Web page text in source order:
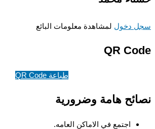
دخوللمشاهدة معلومات البائع
QR
طباعة QR Code
هامة وضرورية
اجتمع في الاماكن العامه.